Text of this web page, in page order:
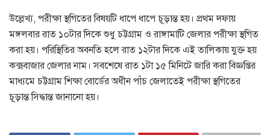
উল্লেখ্য, পরীক্ষা স্থগিতের বিষয়টি ধাপে ধাপে চূড়ান্ত হয়। প্রথম দফায়
মঙ্গলবার রাত ১০টার দিকে শুধু চট্টগ্রাম ও রাঙ্গামাটি জেলার পরীক্ষা স্থগিত
করা হয়। পরিস্থিতির অবনতি হলে রাত ১২টার দিকে এই তালিকায় যুক্ত হয়
কক্সবাজার জেলার নাম। সবশেষে রাত ১টা ১৫ মিনিটে জারি করা বিজ্ঞপ্তির
মাধ্যমে চট্টগ্রাম শিক্ষা বোর্ডের অধীন পাঁচ জেলাতেই পরীক্ষা স্থগিতের
চূড়ান্ত সিদ্ধান্ত জানানো হয়।